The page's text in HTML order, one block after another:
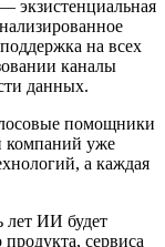
экзистенциальная
на всех
каналы
данных.
помощники
компаний уже
а каждая
лет ИИ будет
сервиса